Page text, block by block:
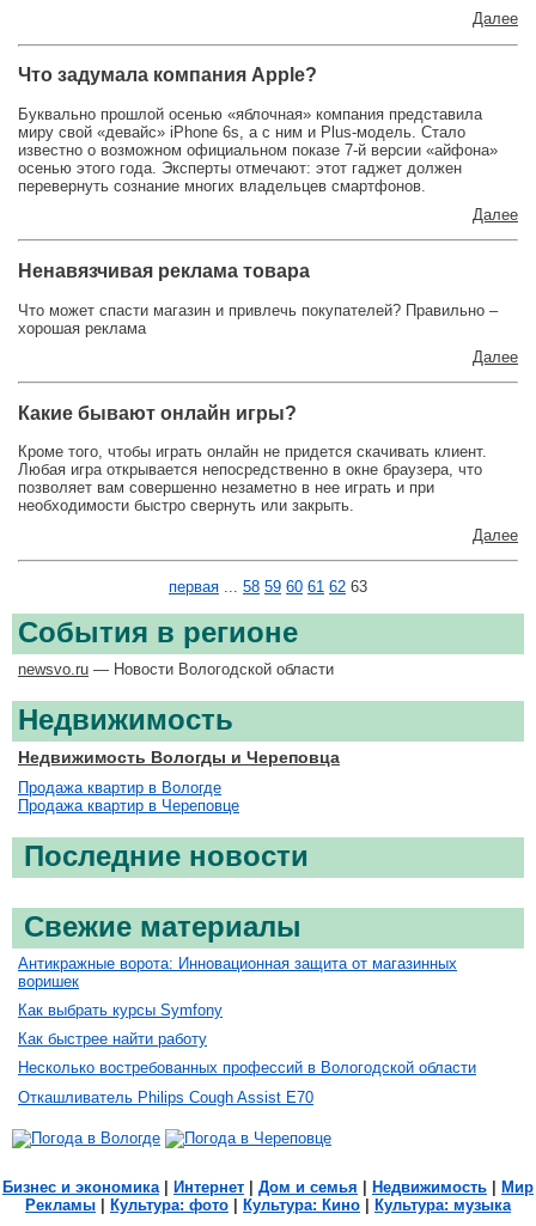
Далее
Что задумала компания Apple?
Буквально прошлой осенью «яблочная» компания представила
миру свой «девайс» iPhone 6s, а с ним и Plus-модель. Стало
известно о возможном официальном показе 7-й версии «айфона»
осенью этого года. Эксперты отмечают: этот гаджет должен
перевернуть сознание многих владельцев смартфонов.
Далее
Ненавязчивая реклама товара
Что может спасти магазин и привлечь покупателей? Правильно –
хорошая реклама
Далее
Какие бывают онлайн игры?
Кроме того, чтобы играть онлайн не придется скачивать клиент.
Любая игра открывается непосредственно в окне браузера, что
позволяет вам совершенно незаметно в нее играть и при
необходимости быстро свернуть или закрыть.
Далее
первая ... 58 59 60 61 62 63
События в регионе
newsvo.ru — Новости Вологодской области
Недвижимость
Недвижимость Вологды и Череповца
Продажа квартир в Вологде
Продажа квартир в Череповце
Последние новости
Свежие материалы
Антикражные ворота: Инновационная защита от магазинных
воришек
Как выбрать курсы Symfony
Как быстрее найти работу
Несколько востребованных профессий в Вологодской области
Откашливатель Philips Cough Assist E70
Бизнес и экономика| Интернет Дом и семья Недвижимость
Мир
Рекламы
Культура: фото Культура: Кино Культура: музыка